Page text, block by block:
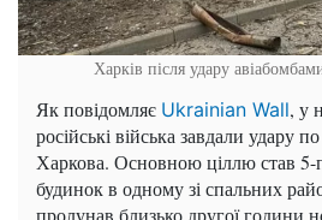
Харків після удару
Як повідомляє Ukrainian Wall, у
російські війська завдали удару
Харкова. Основною ціллю став
будинок в одному зі спальних
пролунав близько другої години